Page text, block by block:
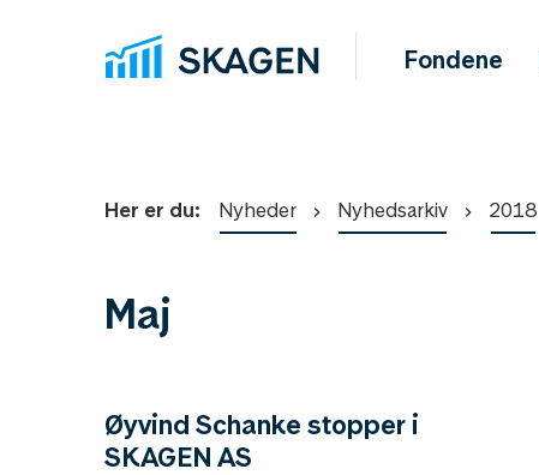
Fondene
Her er du: Nyheder Nyhedsarkiv 2018
Maj
Øyvind Schanke stopper i
SKAGEN AS